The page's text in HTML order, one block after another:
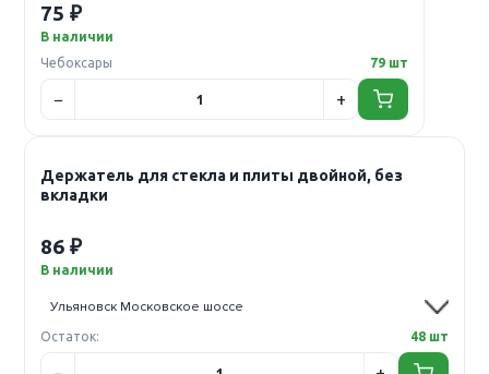
75 ₽
В наличии
Чебоксары
79 шт
Держатель для стекла и плиты двойной, без
вкладки
86 ₽
В наличии
Остаток: 48 шт